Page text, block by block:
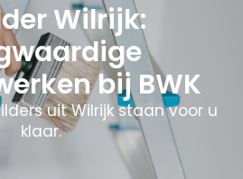
Wilrijk:
bij BWK
uit Wilrijk staan voor u
klaar.